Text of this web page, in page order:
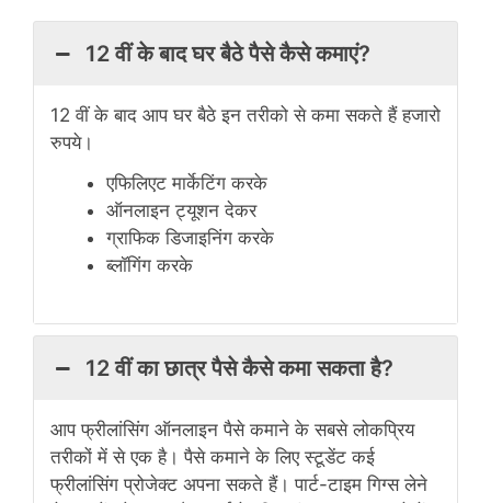
12 वीं के बाद घर बैठे पैसे कैसे कमाएं?
12 वीं के बाद आप घर बैठे इन तरीको से कमा सकते हैं हजारो
रुपये।
एफिलिएट मार्केटिंग करके
ऑनलाइन ट्यूशन देकर
ग्राफिक डिजाइनिंग करके
ब्लॉगिंग करके
12 वीं का छात्र पैसे कैसे कमा सकता है?
आप फ्रीलांसिंग ऑनलाइन पैसे कमाने के सबसे लोकप्रिय
तरीकों में से एक है। पैसे कमाने के लिए स्टूडेंट कई
फ्रीलांसिंग प्रोजेक्ट अपना सकते हैं। पार्ट-टाइम गिग्स लेने